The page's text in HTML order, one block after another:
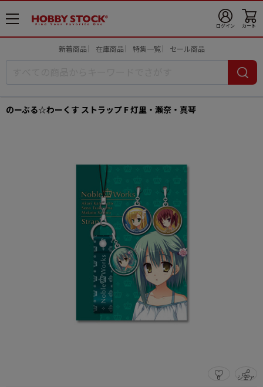
メ
ニ
ログイン カート
新着商品 在庫商品 特集一覧 セール商品
のーぶる☆わーくす ストラップ F 灯里・瀬奈・真琴
0 シェア